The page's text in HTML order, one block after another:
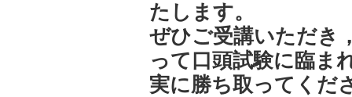
たします。
ぜひご受講いただき
って口頭試験に臨ま
実に勝ち取ってくだ